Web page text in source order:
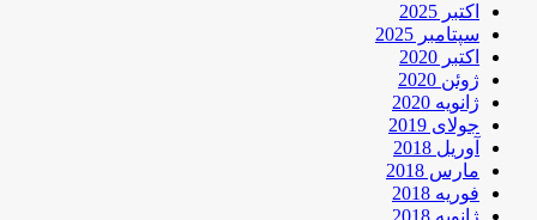
اکتبر 2025
سپتامبر 2025
اکتبر 2020
ژوئن 2020
ژانویه 2020
جولای 2019
آوریل 2018
مارس 2018
فوریه 2018
ژانویه 2018